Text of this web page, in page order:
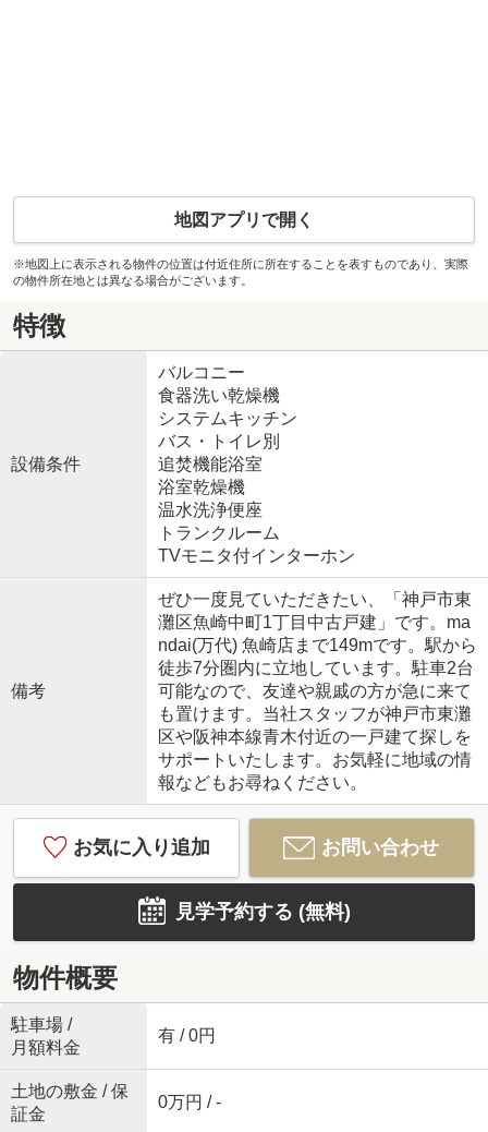
地図アプリで開く
※地図上に表示される物件の位置は付近住所に所在することを表すものであり、実際
の物件所在地とは異なる場合がございます。
特徴
設備条件
バルコニー
食器洗い乾燥機
システムキッチン
バス・トイレ別
追焚機能浴室
浴室乾燥機
温水洗浄便座
トランクルーム
TVモニタ付インターホン
備考
ぜひ一度見ていただきたい、「神戸市東
灘区魚崎中町1丁目中古戸建」です。ma
ndai(万代) 魚崎店まで149mです。駅から
徒歩7分圏内に立地しています。駐車2台
可能なので、友達や親戚の方が急に来て
も置けます。当社スタッフが神戸市東灘
区や阪神本線青木付近の一戸建て探しを
サポートいたします。お気軽に地域の情
報などもお尋ねください。
お気に入り追加 お問い合わせ
見学予約する (無料)
物件概要
駐車場 /
月額料金
有 / 0円
土地の敷金 / 保
証金
0万円 / -